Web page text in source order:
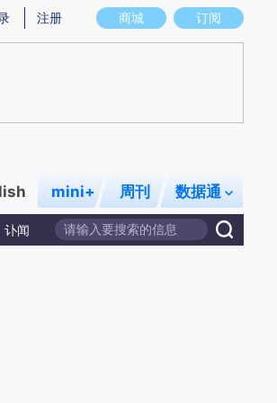
实意图存在偏差。不代表财新观点和立场。推荐点击
商城 订阅
注册
mini+ 周刊 数据通
讣闻